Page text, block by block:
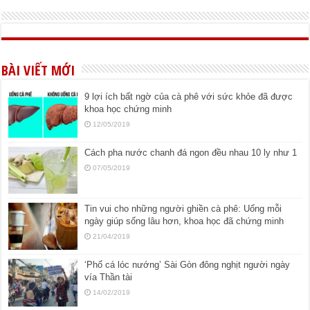
BÀI VIẾT MỚI
9 lợi ích bất ngờ của cà phê với sức khỏe đã được
khoa học chứng minh
12/05/2019
Cách pha nước chanh đá ngon đều nhau 10 ly như 1
07/05/2019
Tin vui cho những người ghiền cà phê: Uống mỗi
ngày giúp sống lâu hơn, khoa học đã chứng minh
21/04/2019
‘Phố cá lóc nướng’ Sài Gòn đông nghịt người ngày
vía Thần tài
14/02/2019